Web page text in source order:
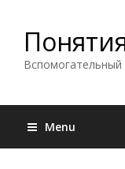
Menu